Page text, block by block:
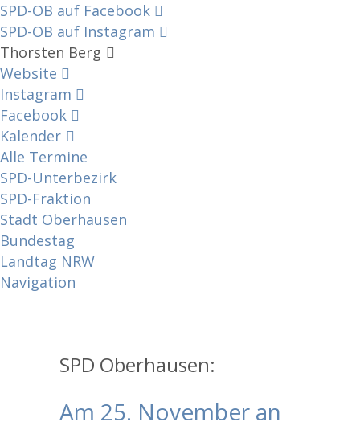
SPD-OB auf Facebook
SPD-OB auf Instagram
Thorsten Berg
Website
Instagram
Facebook
Kalender
Alle Termine
SPD-Unterbezirk
SPD-Fraktion
Stadt Oberhausen
Bundestag
Landtag NRW
Navigation
SPD Oberhausen:
Am 25. November an